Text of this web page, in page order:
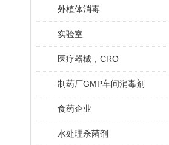
外植体消毒
实验室
医疗器械，CRO
制药厂GMP车间消毒剂
食药企业
水处理杀菌剂